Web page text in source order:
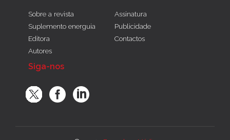
Sobre a revista
Suplemento energuia
Editora
Autores
Assinatura
Publicidade
Contactos
Siga-nos